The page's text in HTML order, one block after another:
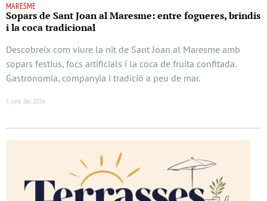
MARESME
Sopars de Sant Joan al Maresme: entre fogueres, brindis
i la coca tradicional
Descobreix com viure la nit de Sant Joan al Maresme amb
sopars festius, focs artificials i la coca de fruita confitada.
Gastronomia, companyia i tradició a peu de mar.
5 juny del 2026